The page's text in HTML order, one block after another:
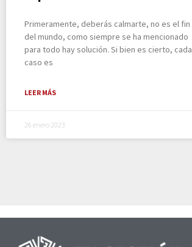
Primeramente, deberás calmarte, no es el fin
del mundo, como siempre se ha mencionado
para todo hay solución. Si bien es cierto, cada
caso es
LEER MÁS
26 enero 2023